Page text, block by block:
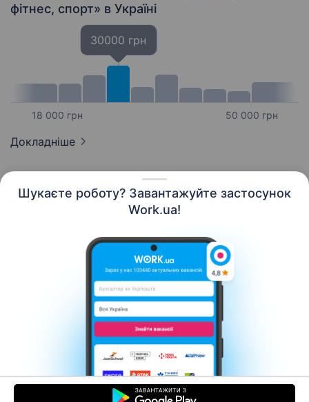
Шукаєте роботу? Завантажуйте застосунок
Work.ua!
фітнес, спорт» в Україні
18 000 грн
30000 грн
50 000 грн
Докладніше
Контакти Про нас
Кар’єра
Допомога Умови використання